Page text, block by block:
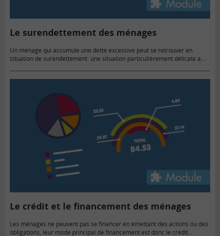
Le surendettement des ménages
Un ménage qui accumule une dette excessive peut se retrouver en
situation de surendettement. une situation particulièrement délicate à
Le crédit et le financement des ménages
Les ménages ne peuvent pas se financer en émettant des actions ou des
obligations, leur mode principal de financement est donc le crédit